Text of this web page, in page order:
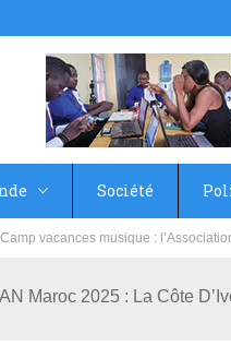
Société
fédération de la Russie rénove les
Maroc 2025 : La Côte